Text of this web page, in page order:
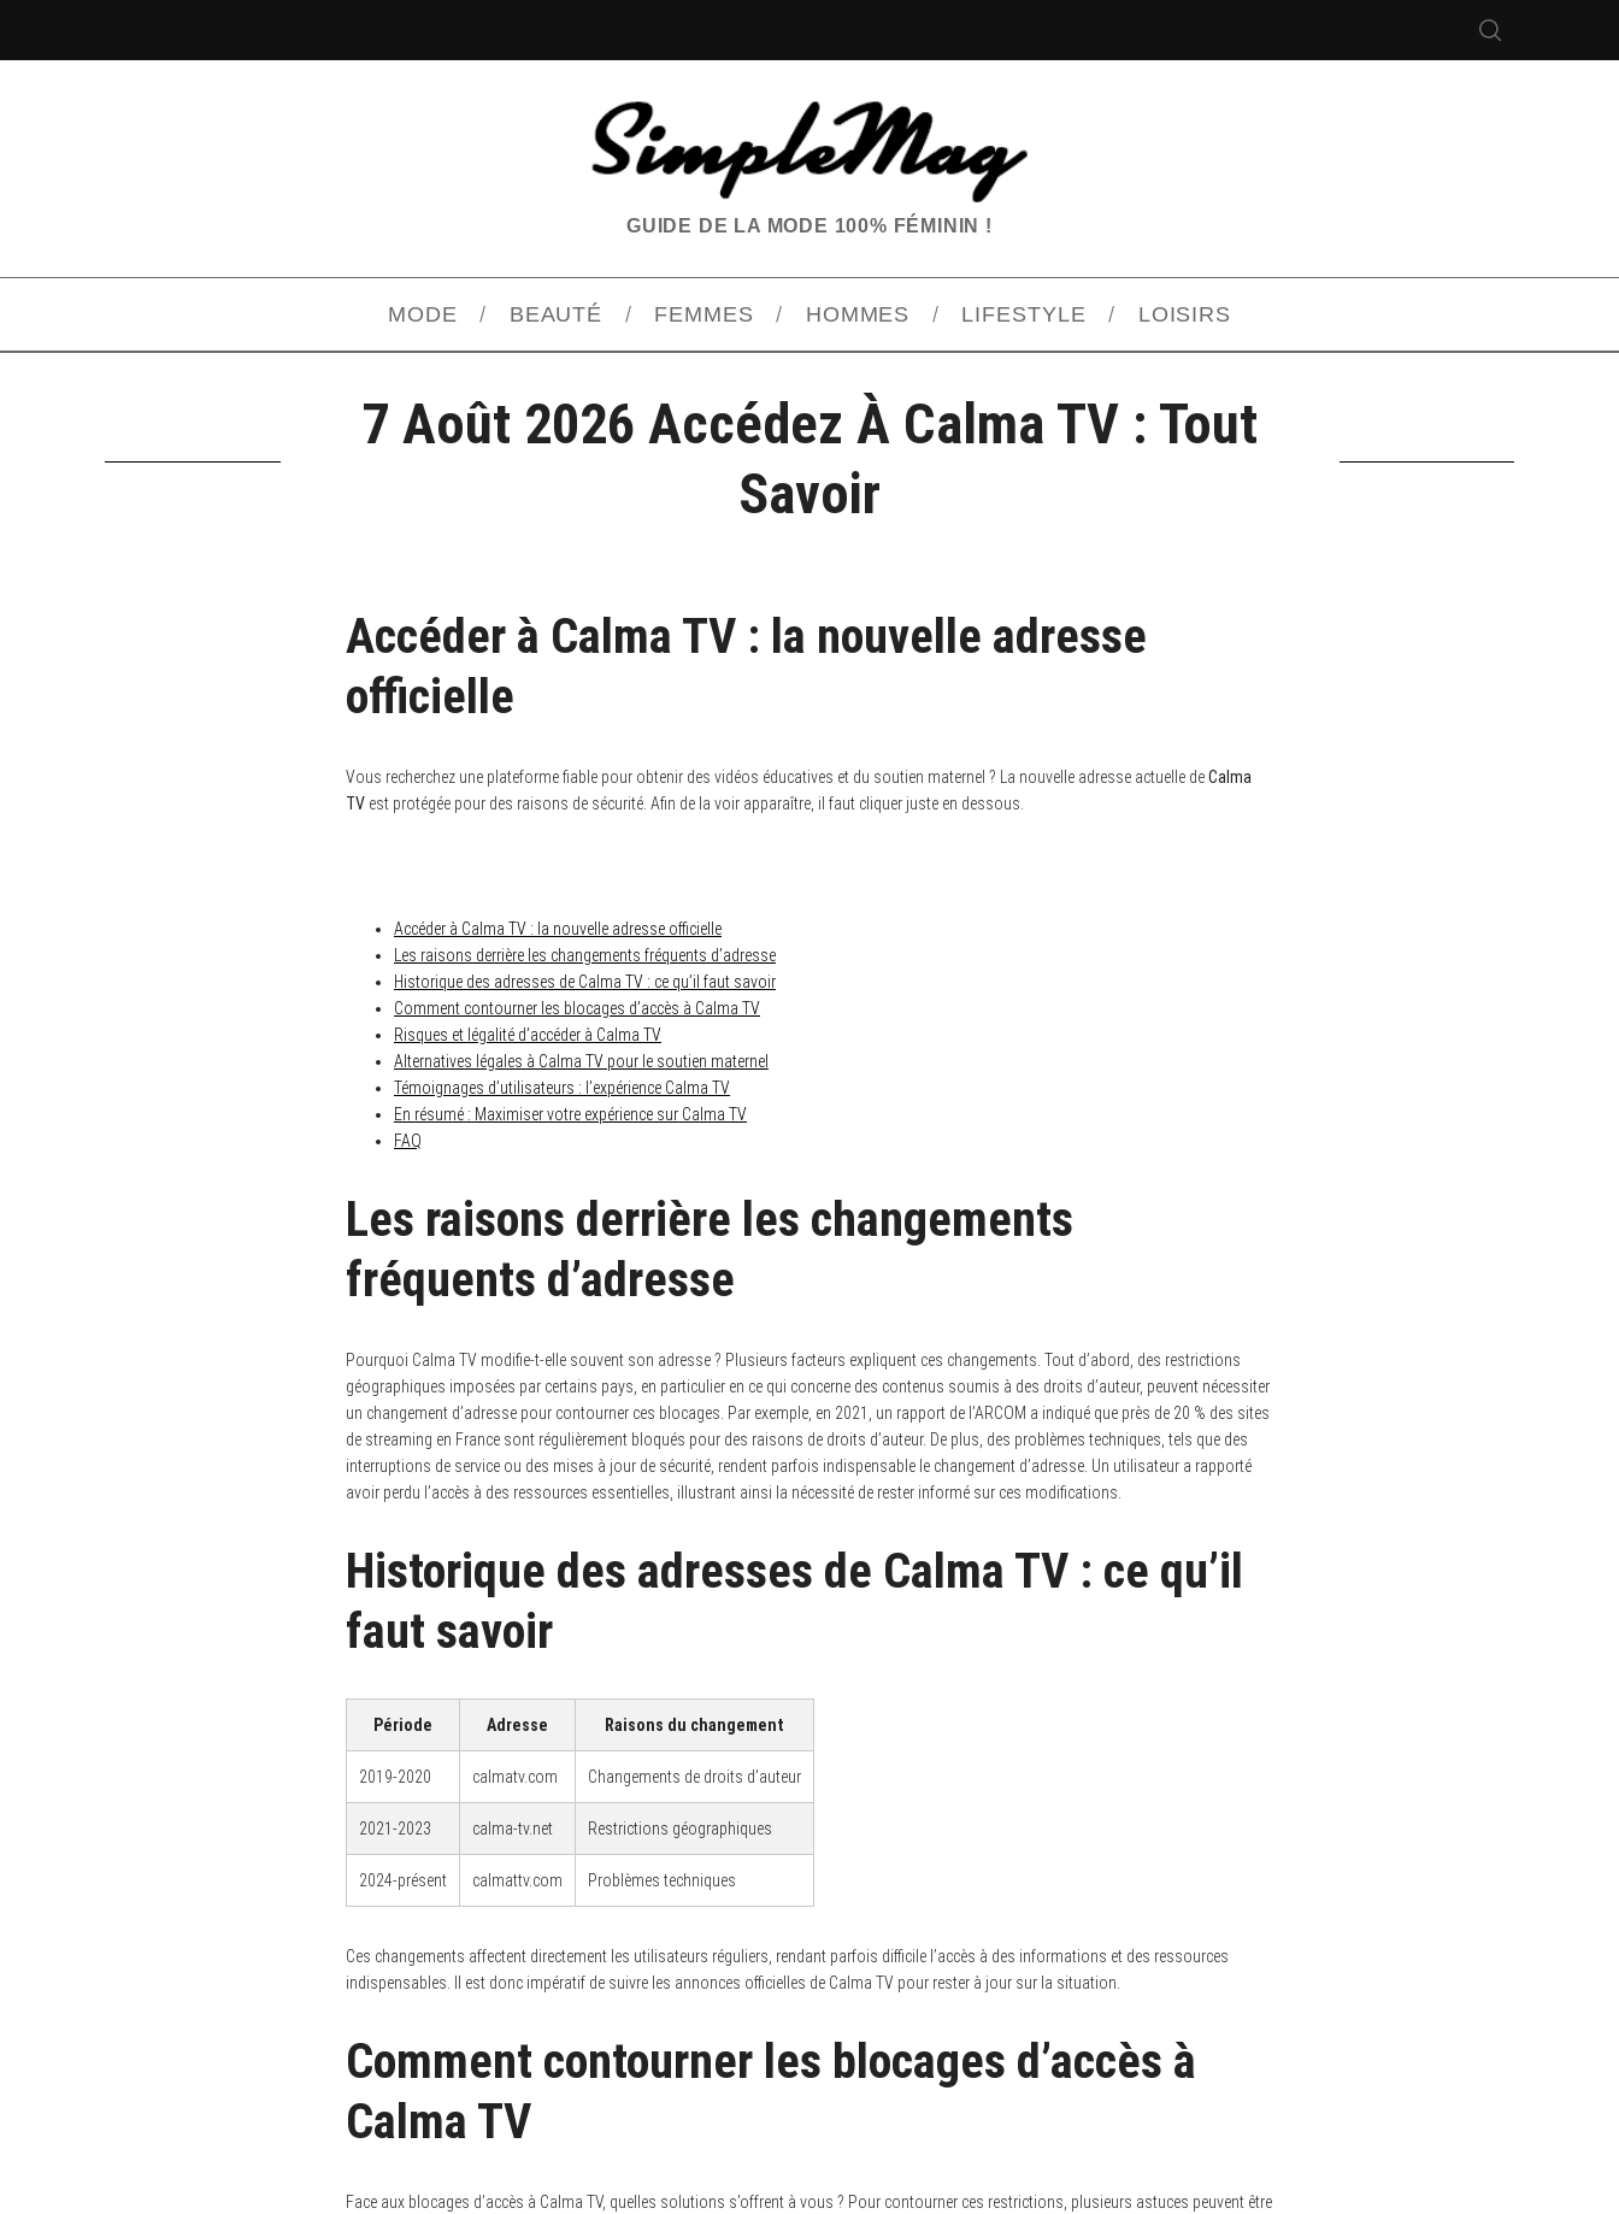
GUIDE DE LA MODE 100% FÉMININ !
MODE BEAUTÉ FEMMES HOMMES LIFESTYLE LOISIRS
7 Août 2026 Accédez À Calma TV : Tout
Savoir
Accéder à Calma TV : la nouvelle adresse
officielle
Vous recherchez une plateforme fiable pour obtenir des vidéos éducatives et du soutien maternel ? La nouvelle adresse actuelle deCalma
TV est protégée pour des raisons de sécurité. Afin de la voir apparaître, il faut cliquer juste en dessous.
Accéder à Calma TV : la nouvelle adresse officielle
Les raisons derrière les changements fréquents d’adresse
Historique des adresses de Calma TV : ce qu’il faut savoir
Comment contourner les blocages d’accès à Calma TV
Risques et légalité d’accéder à Calma TV
Alternatives légales à Calma TV pour le soutien maternel
Témoignages d’utilisateurs : l’expérience Calma TV
En résumé : Maximiser votre expérience sur Calma TV
FAQ
Les raisons derrière les changements
fréquents d’adresse
Pourquoi Calma TV modifie-t-elle souvent son adresse ? Plusieurs facteurs expliquent ces changements. Tout d’abord, des restrictions
géographiques imposées par certains pays, en particulier en ce qui concerne des contenus soumis à des droits d’auteur, peuvent nécessiter
un changement d’adresse pour contourner ces blocages. Par exemple, en 2021, un rapport de l’ARCOM a indiqué que près de 20 % des sites
de streaming en France sont régulièrement bloqués pour des raisons de droits d’auteur. De plus, des problèmes techniques, tels que des
interruptions de service ou des mises à jour de sécurité, rendent parfois indispensable le changement d’adresse. Un utilisateur a rapporté
avoir perdu l’accès à des ressources essentielles, illustrant ainsi la nécessité de rester informé sur ces modifications.
Historique des adresses de Calma TV : ce qu’il
faut savoir
Période Adresse Raisons du changement
2019-2020 calmatv.com Changements de droits d’auteur
2021-2023 calma-tv.net Restrictions géographiques
2024-présent calmattv.com Problèmes techniques
Ces changements affectent directement les utilisateurs réguliers, rendant parfois difficile l’accès à des informations et des ressources
indispensables. Il est donc impératif de suivre les annonces officielles de Calma TV pour rester à jour sur la situation.
Comment contourner les blocages d’accès à
Calma TV
Face aux blocages d’accès à Calma TV, quelles solutions s’offrent à vous ? Pour contourner ces restrictions, plusieurs astuces peuvent être